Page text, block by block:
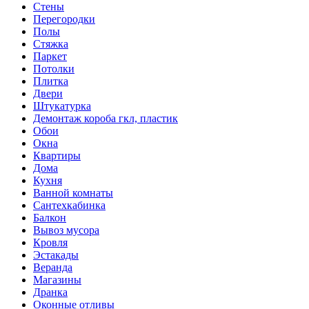
Стены
Перегородки
Полы
Стяжка
Паркет
Потолки
Плитка
Двери
Штукатурка
Демонтаж короба гкл, пластик
Обои
Окна
Квартиры
Дома
Кухня
Ванной комнаты
Сантехкабинка
Балкон
Вывоз мусора
Кровля
Эстакады
Веранда
Магазины
Дранка
Оконные отливы